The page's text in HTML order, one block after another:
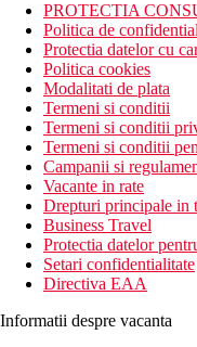
PROTECTIA
Politica de
Protectia datelor cu
Politica cookies
Modalitati de plata
Termeni si conditii
Termeni si conditii
Termeni si conditii
Campanii si
Vacante in rate
Drepturi principale in
Business Travel
Protectia datelor
Setari confidentialitate
Directiva EAA
Informatii despre vacanta